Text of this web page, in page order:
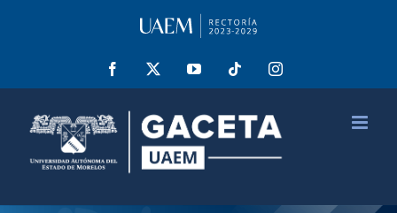
Facebook YouTube Tiktok Instagram